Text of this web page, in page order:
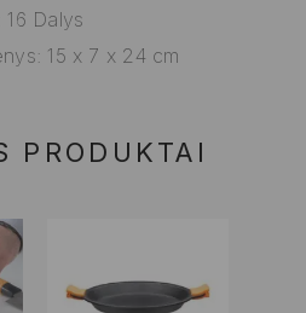
Dalys
15 x 7 x 24 cm
PRODUKTAI